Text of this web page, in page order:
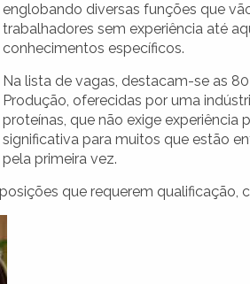
englobando diversas funções que
trabalhadores sem experiência até
conhecimentos específicos.
Na lista de vagas, destacam-se as
Produção, oferecidas por uma
proteínas, que não exige experiência
significativa para muitos que estão
pela primeira vez.
que requerem qualificação,